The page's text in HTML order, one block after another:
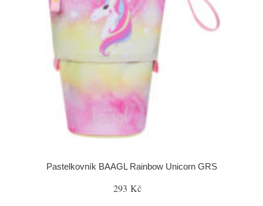
Pastelkovník BAAGL Rainbow Unicorn GRS
293 Kč